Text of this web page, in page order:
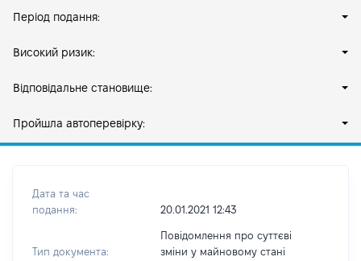
Період подання:
Високий ризик:
Відповідальне становище:
Пройшла автоперевірку:
Дата та час
подання:
20.01.2021 12:43
Тип документа:
Повідомлення про суттєві
зміни y майновому стані